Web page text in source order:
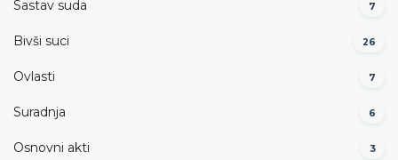
Sastav suda 7
Bivši suci 26
Ovlasti 7
Suradnja 6
Osnovni akti 3